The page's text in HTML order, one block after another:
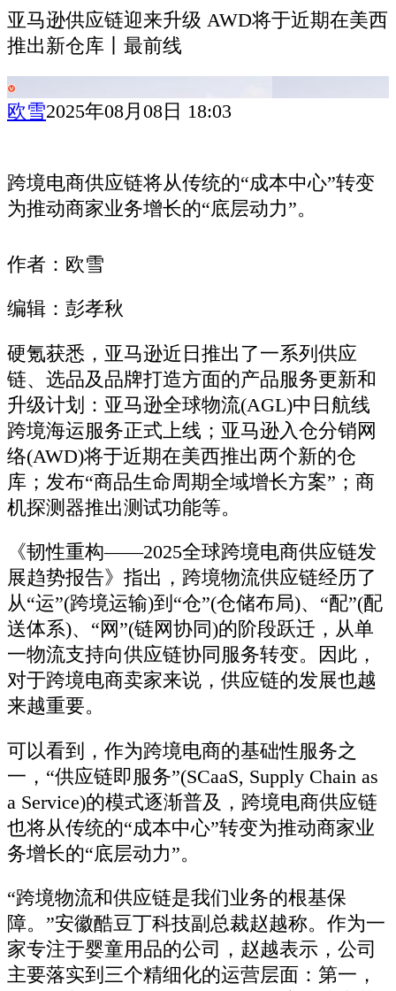
亚马逊供应链迎来升级 AWD将于近期在美西
推出新仓库丨最前线
欧雪2025年08月08日 18:03
跨境电商供应链将从传统的“成本中心”转变
为推动商家业务增长的“底层动力”。
作者：欧雪
编辑：彭孝秋
硬氪获悉，亚马逊近日推出了一系列供应
链、选品及品牌打造方面的产品服务更新和
升级计划：亚马逊全球物流(AGL)中日航线
跨境海运服务正式上线；亚马逊入仓分销网
络(AWD)将于近期在美西推出两个新的仓
库；发布“商品生命周期全域增长方案”；商
机探测器推出测试功能等。
《韧性重构——2025全球跨境电商供应链发
展趋势报告》指出，跨境物流供应链经历了
从“运”(跨境运输)到“仓”(仓储布局)、“配”(配
送体系)、“网”(链网协同)的阶段跃迁，从单
一物流支持向供应链协同服务转变。因此，
对于跨境电商卖家来说，供应链的发展也越
来越重要。
可以看到，作为跨境电商的基础性服务之
一，“供应链即服务”(SCaaS, Supply Chain as
a Service)的模式逐渐普及，跨境电商供应链
也将从传统的“成本中心”转变为推动商家业
务增长的“底层动力”。
“跨境物流和供应链是我们业务的根基保
障。”安徽酷豆丁科技副总裁赵越称。作为一
家专注于婴童用品的公司，赵越表示，公司
主要落实到三个精细化的运营层面：第一，